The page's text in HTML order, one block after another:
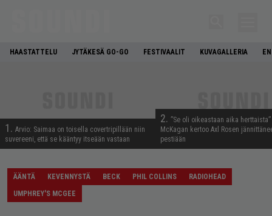
HAASTATTELU JYTÄKESÄ GO-GO FESTIVAALIT KUVAGALLERIA
1. Arvio: Saimaa on toisella covertripillään niin
suvereeni, että se kääntyy itseään vastaan
2. ”Se oli oikeastaan aika
McKagan kertoo Axl Rosen
pestiään
ÄÄNTÄ KEVENNYSTÄ BECK PHIL COLLINS
RADIOHEAD
UMPHREY'S MCGEE